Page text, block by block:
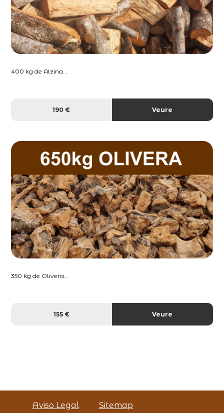
400 kg de Alzina...
190 € Veure
350 kg de Olivera...
155 € Veure
Aviso Legal Sitemap